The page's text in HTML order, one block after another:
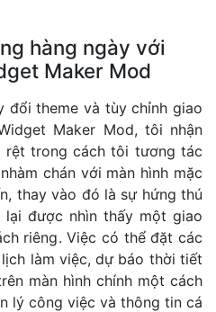
hàng ngày với
Maker Mod
đổi theme và tùy chỉnh giao
Maker Mod, tôi nhận
trong cách tôi tương tác
chán với màn hình mặc
thay vào đó là sự hứng thú
được nhìn thấy một giao
riêng. Việc có thể đặt các
làm việc, dự báo thời tiết
màn hình chính một cách
lý công việc và thông tin cá